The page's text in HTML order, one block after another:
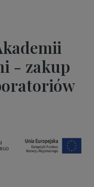
- zakup